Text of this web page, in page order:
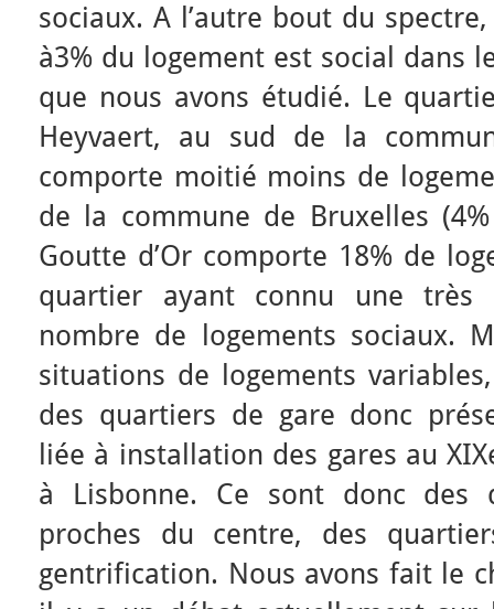
sociaux. A l’autre bout du
à3% du logement est social dans
que nous avons étudié. Le
Heyvaert, au sud de la
comporte moitié moins de
de la commune de Bruxelles
Goutte d’Or comporte 18% de
quartier ayant connu une très
nombre de logements sociaux.
situations de logements
des quartiers de gare donc
liée à installation des gares au
à Lisbonne. Ce sont donc des
proches du centre, des
gentrification. Nous avons fait le